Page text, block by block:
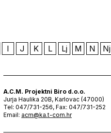
I J K L Lj M N Nj
A.C.M. Projektni Biro d.o.o.
Jurja Haulika 20B, Karlovac (47000)
Tel: 047/731-256, Fax: 047/731-252
Email: acm@ka.t-com.hr